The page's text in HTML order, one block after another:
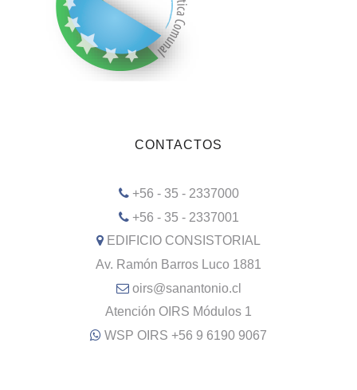
CONTACTOS
+56 - 35 - 2337000
+56 - 35 - 2337001
EDIFICIO CONSISTORIAL
Av. Ramón Barros Luco 1881
oirs@sanantonio.cl
Atención OIRS Módulos 1
WSP OIRS +56 9 6190 9067